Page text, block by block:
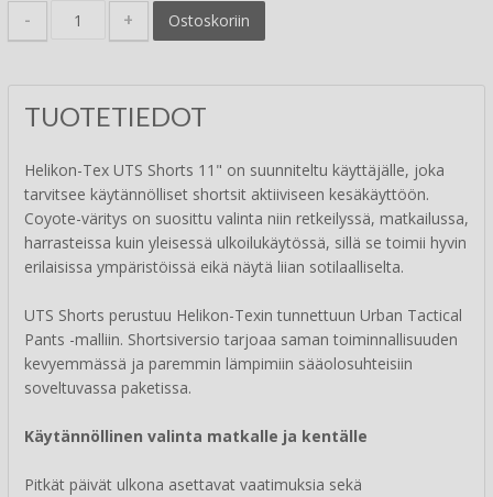
- + Ostoskoriin
TUOTETIEDOT
Helikon-Tex UTS Shorts 11" on suunniteltu käyttäjälle, joka
tarvitsee käytännölliset shortsit aktiiviseen kesäkäyttöön.
Coyote-väritys on suosittu valinta niin retkeilyssä, matkailussa,
harrasteissa kuin yleisessä ulkoilukäytössä, sillä se toimii hyvin
erilaisissa ympäristöissä eikä näytä liian sotilaalliselta.
UTS Shorts perustuu Helikon-Texin tunnettuun Urban Tactical
Pants -malliin. Shortsiversio tarjoaa saman toiminnallisuuden
kevyemmässä ja paremmin lämpimiin sääolosuhteisiin
soveltuvassa paketissa.
Käytännöllinen valinta matkalle ja kentälle
Pitkät päivät ulkona asettavat vaatimuksia sekä